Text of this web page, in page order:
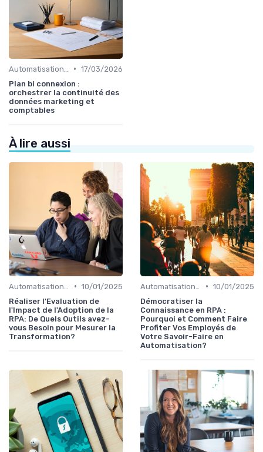
• 17/03/2026
Plan bi connexion :
orchestrer la continuité des
données marketing et
comptables
À lire aussi
• 10/01/2025
Réaliser l'Evaluation de
l'Impact de l'Adoption de la
RPA: De Quels Outils avez-
vous Besoin pour Mesurer la
Transformation?
• 10/01/2025
Démocratiser la
Connaissance en RPA :
Pourquoi et Comment Faire
Profiter Vos Employés de
Votre Savoir-Faire en
Automatisation?